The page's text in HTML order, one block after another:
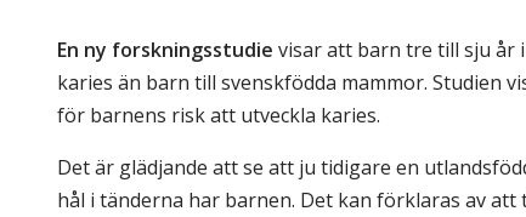
En ny forskningsstudie visar att barn tre till sju år
karies än barn till svenskfödda mammor. Studien
för barnens risk att utveckla karies.
Det är glädjande att se att ju tidigare en
hål i tänderna har barnen. Det kan förklaras av